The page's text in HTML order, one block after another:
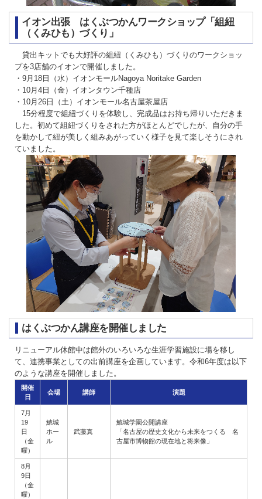
イオン出張 はくぶつかんワークショップ「組紐
（くみひも）づくり」
貸出キットでも大好評の組紐（くみひも）づくりのワークショッ
プを3店舗のイオンで開催しました。
・9月18日（水）イオンモールNagoya Noritake Garden
・10月4日（金）イオンタウン千種店
・10月26日（土）イオンモール名古屋茶屋店
15分程度で組紐づくりを体験し、完成品はお持ち帰りいただきま
した。初めて組紐づくりをされた方がほとんどでしたが、自分の手
を動かして紐が美しく組みあがっていく様子を見て楽しそうにされ
ていました。
はくぶつかん講座を開催しました
リニューアル休館中は館外のいろいろな生涯学習施設に場を移し
て、連携事業としての出前講座を企画しています。令和6年度は以下
のような講座を開催しました。
開催
日
会場 講師 演題
7月
19
日
（金
曜）
鯱城
ホー
ル
武藤真
鯱城学園公開講座
「名古屋の歴史文化から未来をつくる 名
古屋市博物館の現在地と将来像」
8月
9日
（金
曜）